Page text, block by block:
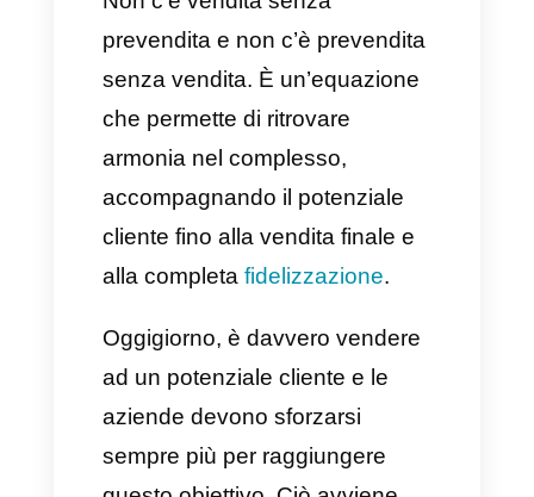
vendita, che comprende la
prevendita e poi la vendita
finale.
Questi due processi si
supportano a vicenda,
dipendendono l’uno dall’altro.
Non c’è vendita senza
prevendita e non c’è prevendita
senza vendita. È un’equazione
che permette di ritrovare